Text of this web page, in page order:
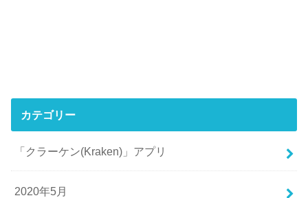
カテゴリー
「クラーケン(Kraken)」アプリ
2020年5月